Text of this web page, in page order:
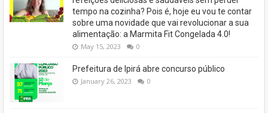
tempo na cozinha? Pois é, hoje eu vou te contar
sobre uma novidade que vai revolucionar a sua
alimentação: a Marmita Fit Congelada 4.0!
May 15, 2023 0
Prefeitura de Ipirá abre concurso público
January 26, 2023 0